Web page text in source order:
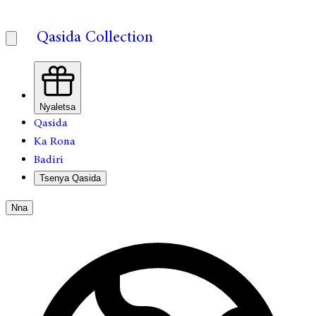
Qasida Collection
Nyaletsa
Qasida
Ka Rona
Badiri
Tsenya Qasida
Nna